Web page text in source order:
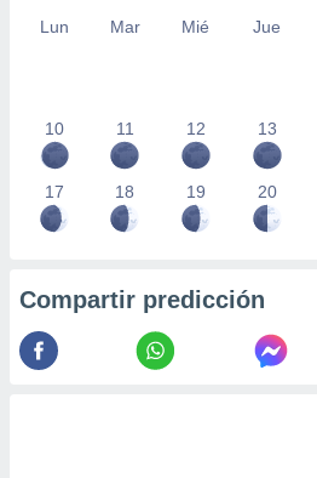
Lun Mar Mié Jue
10 11 12 13
17 18 19 20
Compartir predicción